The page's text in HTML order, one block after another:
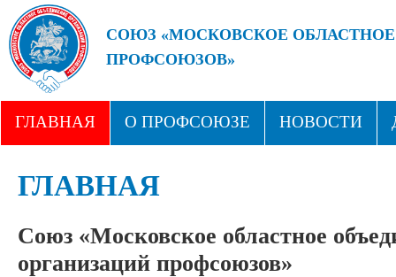
СОЮЗ «МОСКОВСКОЕ
ПРОФСОЮЗОВ»
ГЛАВНАЯ О ПРОФСОЮЗЕ НОВОСТИ
ГЛАВНАЯ
Союз «Московское областное
организаций профсоюзов»